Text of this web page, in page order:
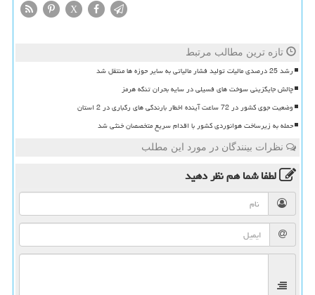
X
تازه ترین مطالب مرتبط
رشد 25 درصدی مالیات تولید فشار مالیاتی به سایر حوزه ها منتقل شد
چالش جایگزینی سوخت های فسیلی در سایه بحران تنگه هرمز
وضعیت جوی کشور در 72 ساعت آینده اخطار بارندگی های رگباری در 2 استان
حمله به زیرساخت هوانوردی کشور با اقدام سریع متخصصان خنثی شد
نظرات بینندگان در مورد این مطلب
لطفا شما همنظر دهید